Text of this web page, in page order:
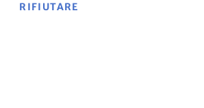
mse|Sito web di mse
RIFIUTARE